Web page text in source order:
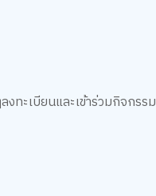
ะเบียนและเข้าร่วมกิจกรรม